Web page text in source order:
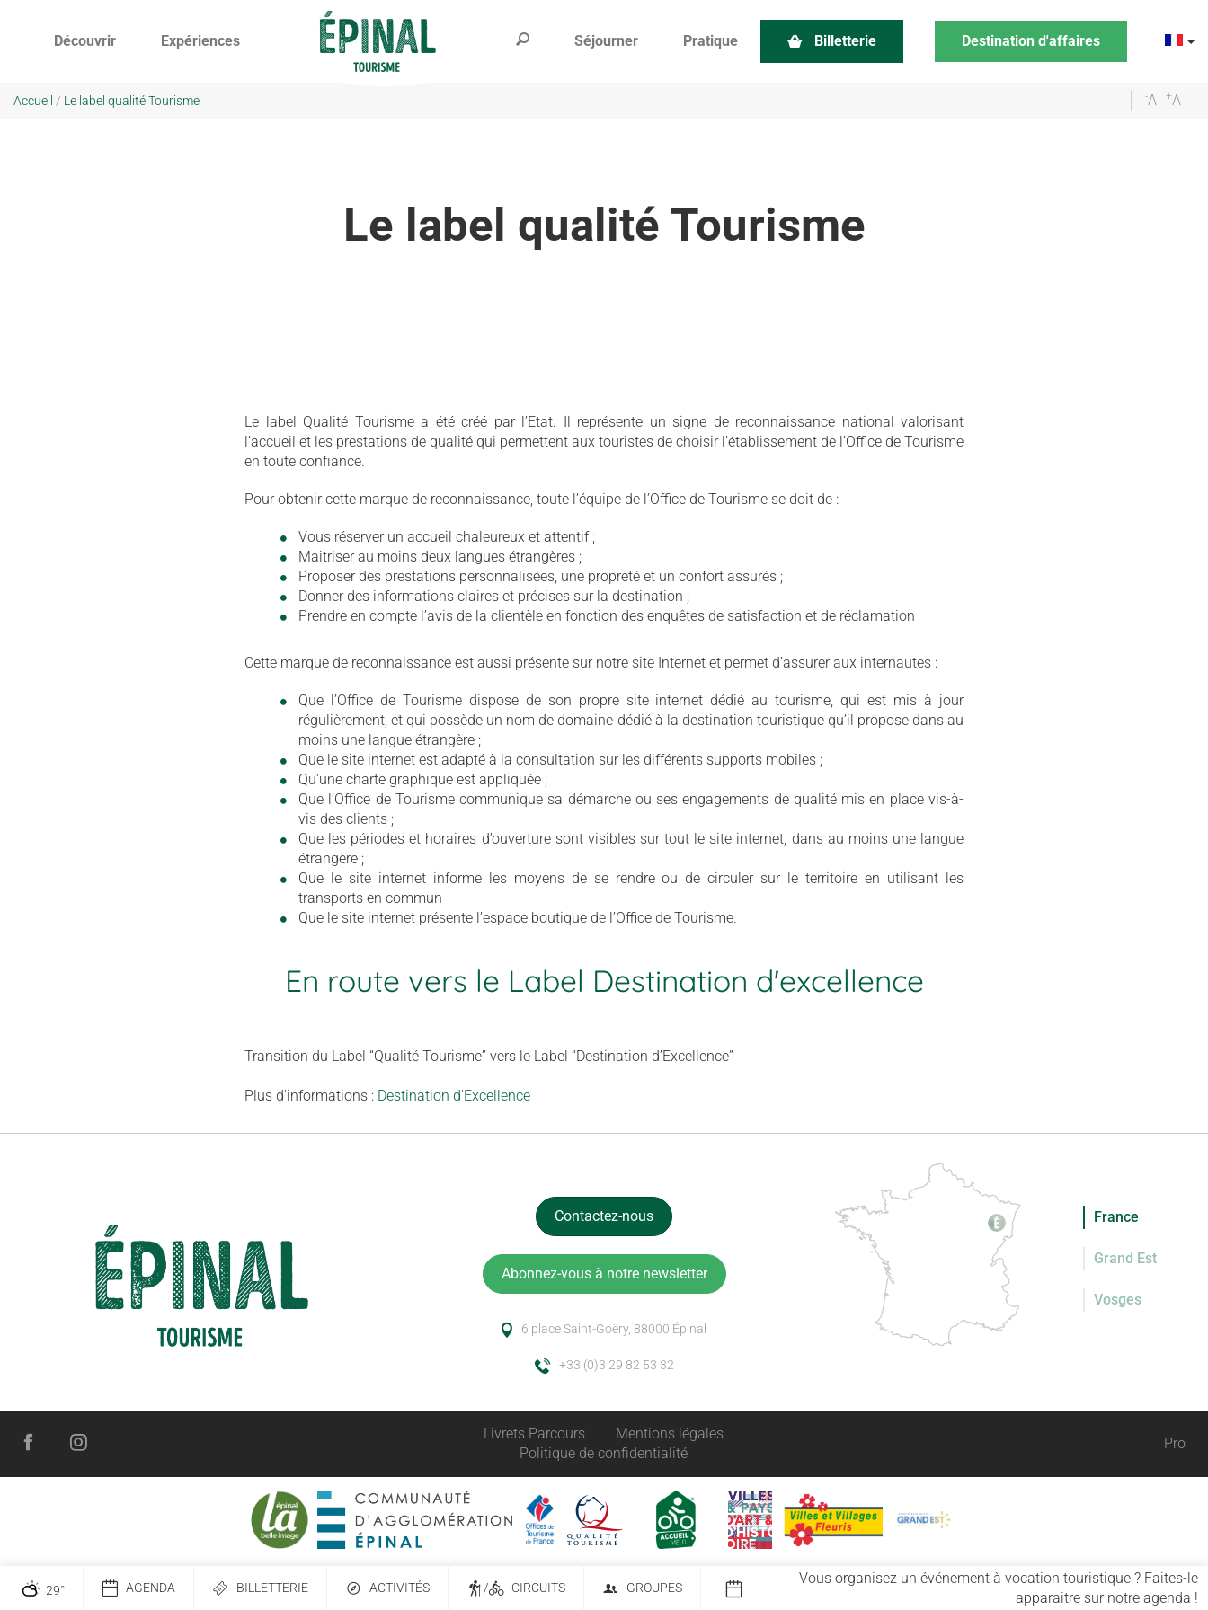
Découvrir Expériences Séjourner Pratique Billetterie Destination d'affaires
Accueil / Le label qualité Tourisme -A +A
Le label qualité Tourisme
Le label Qualité Tourisme a été créé par l’Etat. Il représente un signe de reconnaissance national valorisant
l’accueil et les prestations de qualité qui permettent aux touristes de choisir l’établissement de l’Office de Tourisme
en toute confiance.
Pour obtenir cette marque de reconnaissance, toute l’équipe de l’Office de Tourisme se doit de :
Vous réserver un accueil chaleureux et attentif ;
Maitriser au moins deux langues étrangères ;
Proposer des prestations personnalisées, une propreté et un confort assurés ;
Donner des informations claires et précises sur la destination ;
Prendre en compte l’avis de la clientèle en fonction des enquêtes de satisfaction et de réclamation
Cette marque de reconnaissance est aussi présente sur notre site Internet et permet d’assurer aux internautes :
Que l’Office de Tourisme dispose de son propre site internet dédié au tourisme, qui est mis à jour
régulièrement, et qui possède un nom de domaine dédié à la destination touristique qu’il propose dans au
moins une langue étrangère ;
Que le site internet est adapté à la consultation sur les différents supports mobiles ;
Qu’une charte graphique est appliquée ;
Que l’Office de Tourisme communique sa démarche ou ses engagements de qualité mis en place vis-à-
vis des clients ;
Que les périodes et horaires d’ouverture sont visibles sur tout le site internet, dans au moins une langue
étrangère ;
Que le site internet informe les moyens de se rendre ou de circuler sur le territoire en utilisant les
transports en commun
Que le site internet présente l’espace boutique de l’Office de Tourisme.
En route vers le Label Destination d'excellence
Transition du Label “Qualité Tourisme” vers le Label “Destination d’Excellence”
Plus d'informations : Destination d'Excellence
29° AGENDA BILLETTERIE ACTIVITÉS / CIRCUITS GROUPES
Vous organisez un événement à vocation touristique ? Faites-le
apparaitre sur notre agenda !
Contactez-nous
Abonnez-vous à notre newsletter
6 place Saint-Goëry, 88000 Épinal
+33 (0)3 29 82 53 32
France
Grand Est
Vosges
Livrets Parcours
Mentions légales
Politique de confidentialité
Pro